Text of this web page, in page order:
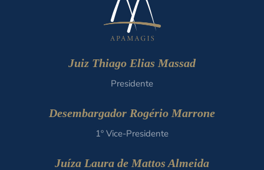
Juiz Thiago Elias Massad
Presidente
Desembargador Rogério Marrone
1º Vice-Presidente
Juíza Laura de Mattos Almeida